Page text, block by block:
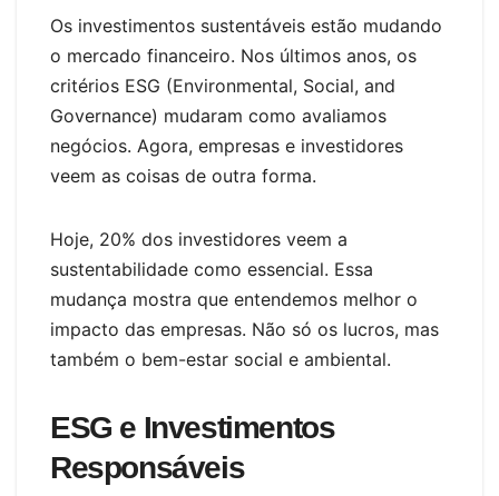
Os investimentos sustentáveis estão mudando
o mercado financeiro. Nos últimos anos, os
critérios ESG (Environmental, Social, and
Governance) mudaram como avaliamos
negócios. Agora, empresas e investidores
veem as coisas de outra forma.
Hoje, 20% dos investidores veem a
sustentabilidade como essencial. Essa
mudança mostra que entendemos melhor o
impacto das empresas. Não só os lucros, mas
também o bem-estar social e ambiental.
ESG e Investimentos
Responsáveis